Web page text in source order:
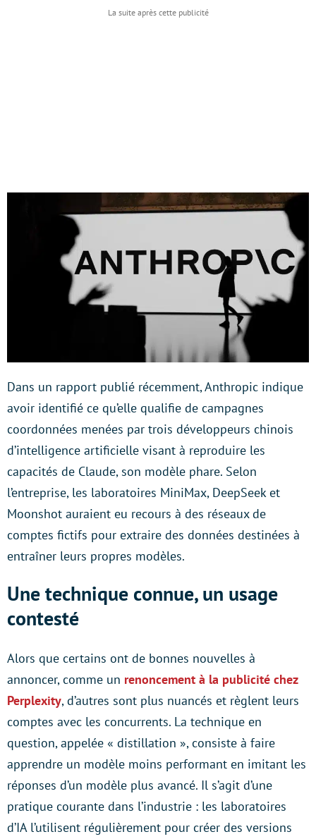
Dans un rapport publié récemment, Anthropic indique
avoir identifié ce qu’elle qualifie de campagnes
coordonnées menées par trois développeurs chinois
d’intelligence artificielle visant à reproduire les
capacités de Claude, son modèle phare. Selon
l’entreprise, les laboratoires MiniMax, DeepSeek et
Moonshot auraient eu recours à des réseaux de
comptes fictifs pour extraire des données destinées à
entraîner leurs propres modèles.
Une technique connue, un usage
contesté
Alors que certains ont de bonnes nouvelles à
annoncer, comme un renoncement à la publicité chez
Perplexity, d’autres sont plus nuancés et règlent leurs
comptes avec les concurrents. La technique en
question, appelée « distillation », consiste à faire
apprendre un modèle moins performant en imitant les
réponses d’un modèle plus avancé. Il s’agit d’une
pratique courante dans l’industrie : les laboratoires
d’IA l’utilisent régulièrement pour créer des versions